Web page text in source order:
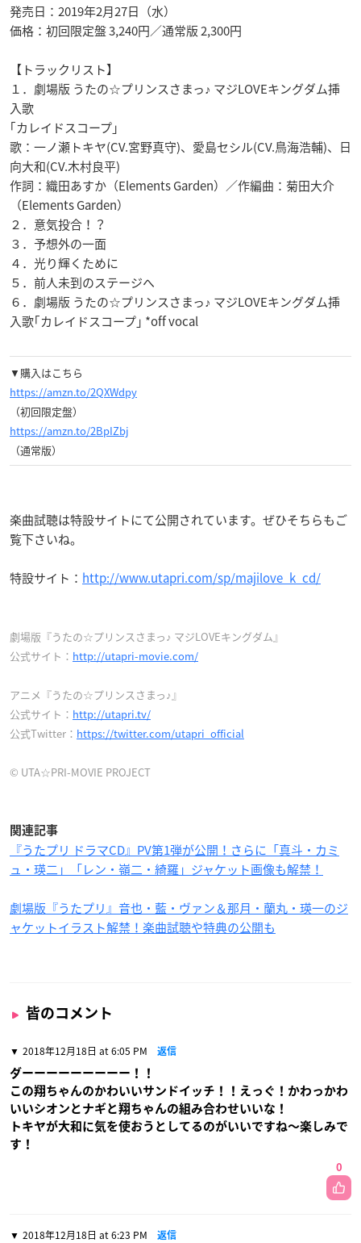
発売日：2019年2月27日（水）
価格：初回限定盤 3,240円／通常版 2,300円
【トラックリスト】
１．劇場版 うたの☆プリンスさまっ♪ マジLOVEキングダム挿
入歌
｢カレイドスコープ｣
歌：一ノ瀬トキヤ(CV.宮野真守)、愛島セシル(CV.鳥海浩輔)、日
向大和(CV.木村良平)
作詞：織田あすか（Elements Garden）／作編曲：菊田大介
（Elements Garden）
２．意気投合！？
３．予想外の一面
４．光り輝くために
５．前人未到のステージへ
６．劇場版 うたの☆プリンスさまっ♪ マジLOVEキングダム挿
入歌｢カレイドスコープ｣ *off vocal
▼購入はこちら
https://amzn.to/2QXWdpy
（初回限定盤）
https://amzn.to/2BpIZbj
（通常版）
楽曲試聴は特設サイトにて公開されています。ぜひそちらもご
覧下さいね。
特設サイト： http://www.utapri.com/sp/majilove_k_cd/
劇場版『うたの☆プリンスさまっ♪ マジLOVEキングダム』
公式サイト： http://utapri-movie.com/
アニメ『うたの☆プリンスさまっ♪』
公式サイト： http://utapri.tv/
公式Twitter： https://twitter.com/utapri_official
© UTA☆PRI-MOVIE PROJECT
関連記事
『うたプリ ドラマCD』PV第1弾が公開！さらに「真斗・カミ
ュ・瑛二」「レン・嶺二・綺羅」ジャケット画像も解禁！
劇場版『うたプリ』音也・藍・ヴァン＆那月・蘭丸・瑛一のジ
ャケットイラスト解禁！楽曲試聴や特典の公開も
皆のコメント
2018年12月18日 at 6:05 PM 返信
ダーーーーーーーーー！！
この翔ちゃんのかわいいサンドイッチ！！えっぐ！かわっかわ
いいシオンとナギと翔ちゃんの組み合わせいいな！
トキヤが大和に気を使おうとしてるのがいいですね〜楽しみで
す！
0
2018年12月18日 at 6:23 PM 返信